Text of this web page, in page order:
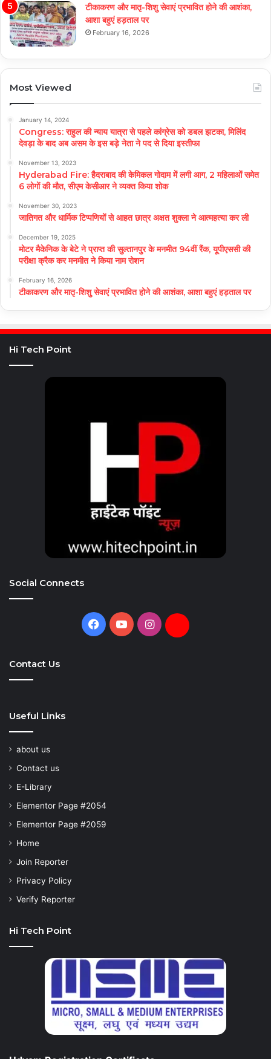
टीकाकरण और मातृ-शिशु सेवाएं प्रभावित होने की आशंका,
आशा बहुएं हड़ताल पर
February 16, 2026
Most Viewed
January 14, 2024
Congress: राहुल की न्याय यात्रा से पहले कांग्रेस को डबल झटका, मिलिंद
देवड़ा के बाद अब असम के इस बड़े नेता ने पद से दिया इस्तीफा
November 13, 2023
Hyderabad Fire: हैदराबाद की केमिकल गोदाम में लगी आग, 2 महिलाओं समेत
6 लोगों की मौत, सीएम केसीआर ने व्यक्त किया शोक
November 30, 2023
जातिगत और धार्मिक टिप्पणियों से आहत छात्र अक्षत शुक्ला ने आत्महत्या कर ली
December 19, 2025
मोटर मैकेनिक के बेटे ने प्राप्त की सुल्तानपुर के मनमीत 94वीं रैंक, यूपीएससी की
परीक्षा क्रैक कर मनमीत ने किया नाम रोशन
February 16, 2026
टीकाकरण और मातृ-शिशु सेवाएं प्रभावित होने की आशंका, आशा बहुएं हड़ताल पर
Hi Tech Point
Social Connects
Facebook
YouTubeInstagramDaily
Contact Us
Useful Links
about us
Contact us
E-Library
Elementor Page #2054
Elementor Page #2059
Home
Join Reporter
Privacy Policy
Verify Reporter
Hi Tech Point